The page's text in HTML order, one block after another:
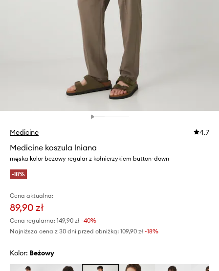
Medicine 4.7
Medicine koszula lniana
męska kolor beżowy regular z kołnierzykiem button-down
-18%
Cena aktualna:
89,90 zł
Cena regularna: 149,90 zł -40%
Najniższa cena z 30 dni przed obniżką: 109,90 zł -18%
Kolor: beżowy